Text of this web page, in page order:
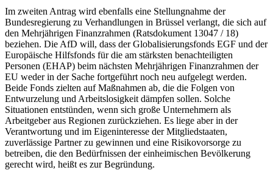
Im zweiten Antrag wird ebenfalls eine Stellungnahme der
Bundesregierung zu Verhandlungen in Brüssel verlangt, die sich auf
den Mehrjährigen Finanzrahmen (Ratsdokument 13047 / 18)
beziehen. Die AfD will, dass der Globalisierungsfonds EGF und der
Europäische Hilfsfonds für die am stärksten benachteiligten
Personen (EHAP) beim nächsten Mehrjährigen Finanzrahmen der
EU weder in der Sache fortgeführt noch neu aufgelegt werden.
Beide Fonds zielten auf Maßnahmen ab, die die Folgen von
Entwurzelung und Arbeitslosigkeit dämpfen sollen. Solche
Situationen entstünden, wenn sich große Unternehmern als
Arbeitgeber aus Regionen zurückziehen. Es liege aber in der
Verantwortung und im Eigeninteresse der Mitgliedstaaten,
zuverlässige Partner zu gewinnen und eine Risikovorsorge zu
betreiben, die den Bedürfnissen der einheimischen Bevölkerung
gerecht wird, heißt es zur Begründung.